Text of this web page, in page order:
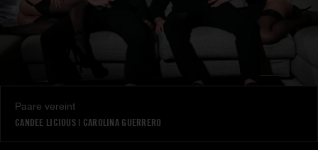
Paare vereint
CANDEE LICIOUS| CAROLINA GUERRERO